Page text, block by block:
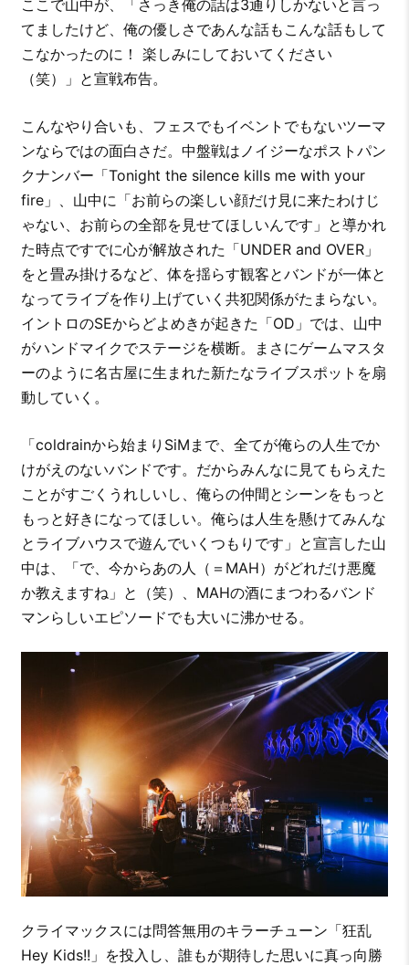
ここで山中が、「さっき俺の話は3通りしかないと言っ
てましたけど、俺の優しさであんな話もこんな話もして
こなかったのに！ 楽しみにしておいてください
（笑）」と宣戦布告。
こんなやり合いも、フェスでもイベントでもないツーマ
ンならではの面白さだ。中盤戦はノイジーなポストパン
クナンバー「Tonight the silence kills me with your
fire」、山中に「お前らの楽しい顔だけ見に来たわけじ
ゃない、お前らの全部を見せてほしいんです」と導かれ
た時点ですでに心が解放された「UNDER and OVER」
をと畳み掛けるなど、体を揺らす観客とバンドが一体と
なってライブを作り上げていく共犯関係がたまらない。
イントロのSEからどよめきが起きた「OD」では、山中
がハンドマイクでステージを横断。まさにゲームマスタ
ーのように名古屋に生まれた新たなライブスポットを扇
動していく。
「coldrainから始まりSiMまで、全てが俺らの人生でか
けがえのないバンドです。だからみんなに見てもらえた
ことがすごくうれしいし、俺らの仲間とシーンをもっと
もっと好きになってほしい。俺らは人生を懸けてみんな
とライブハウスで遊んでいくつもりです」と宣言した山
中は、「で、今からあの人（＝MAH）がどれだけ悪魔
か教えますね」と（笑）、MAHの酒にまつわるバンド
マンらしいエピソードでも大いに沸かせる。
クライマックスには問答無用のキラーチューン「狂乱
Hey Kids!!」を投入し、誰もが期待した思いに真っ向勝